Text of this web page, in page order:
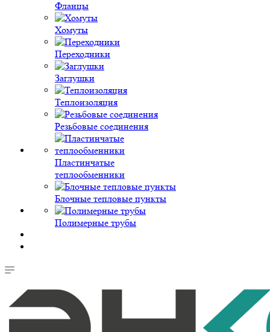
Фланцы
Хомуты
Переходники
Заглушки
Теплоизоляция
Резьбовые соединения
Пластинчатые
теплообменники
Блочные тепловые пункты
Полимерные трубы